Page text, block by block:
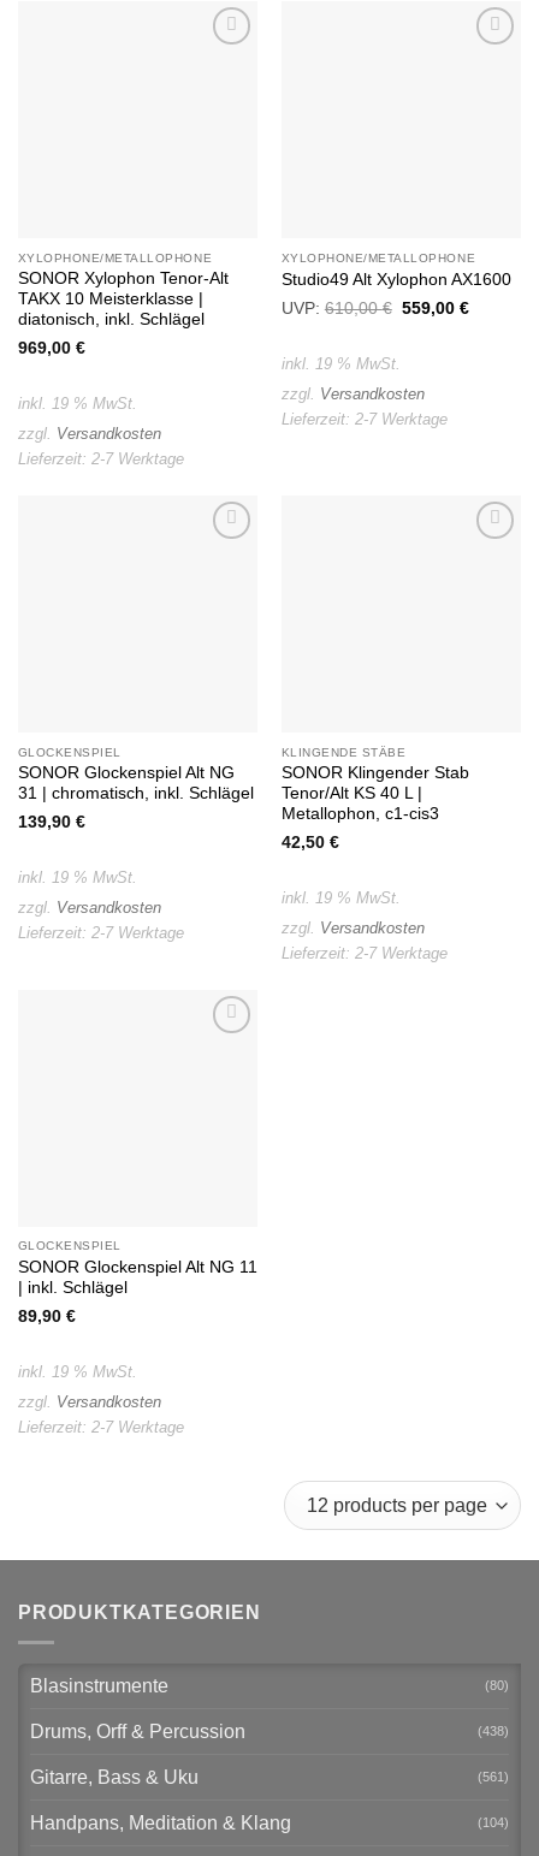
XYLOPHONE/METALLOPHONE
SONOR Xylophon Tenor-Alt
TAKX 10 Meisterklasse |
diatonisch, inkl. Schlägel
969,00 €
inkl. 19 % MwSt.
zzgl. Versandkosten
Lieferzeit: 2-7 Werktage
XYLOPHONE/METALLOPHONE
Studio49 Alt Xylophon AX1600
UVP: 610,00€ Ursprünglicher
559,00 €Aktueller
inkl. 19 % MwSt.
zzgl. Versandkosten
Lieferzeit: 2-7 Werktage
GLOCKENSPIEL
SONOR Glockenspiel Alt NG
31 | chromatisch, inkl. Schlägel
139,90 €
inkl. 19 % MwSt.
zzgl. Versandkosten
Lieferzeit: 2-7 Werktage
KLINGENDE STÄBE
SONOR Klingender Stab
Tenor/Alt KS 40 L |
Metallophon, c1-cis3
42,50 €
inkl. 19 % MwSt.
zzgl. Versandkosten
Lieferzeit: 2-7 Werktage
GLOCKENSPIEL
SONOR Glockenspiel Alt NG 11
| inkl. Schlägel
89,90 €
inkl. 19 % MwSt.
zzgl. Versandkosten
Lieferzeit: 2-7 Werktage
PRODUKTKATEGORIEN
Blasinstrumente (80)
Drums, Orff & Percussion (438)
Gitarre, Bass & Uku (561)
Handpans, Meditation & Klang (104)